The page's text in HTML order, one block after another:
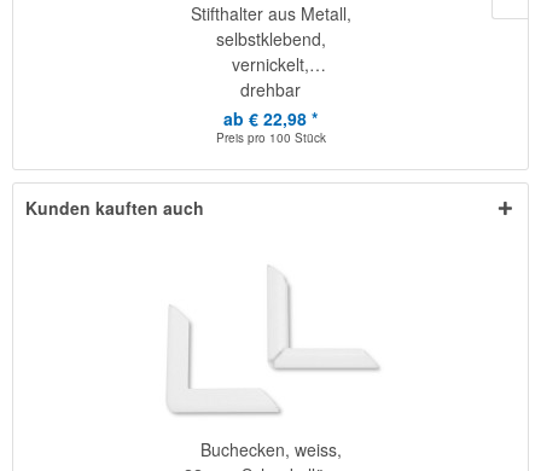
Stifthalter aus Metall,
selbstklebend,
vernickelt,
drehbar
ab € 22,98 *
Preis pro 100 Stück
Kunden kauften auch
Buchecken, weiss,